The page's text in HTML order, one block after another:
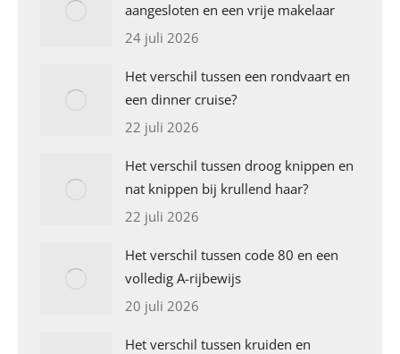
aangesloten en een vrije makelaar
24 juli 2026
Het verschil tussen een rondvaart en
een dinner cruise?
22 juli 2026
Het verschil tussen droog knippen en
nat knippen bij krullend haar?
22 juli 2026
Het verschil tussen code 80 en een
volledig A-rijbewijs
20 juli 2026
Het verschil tussen kruiden en